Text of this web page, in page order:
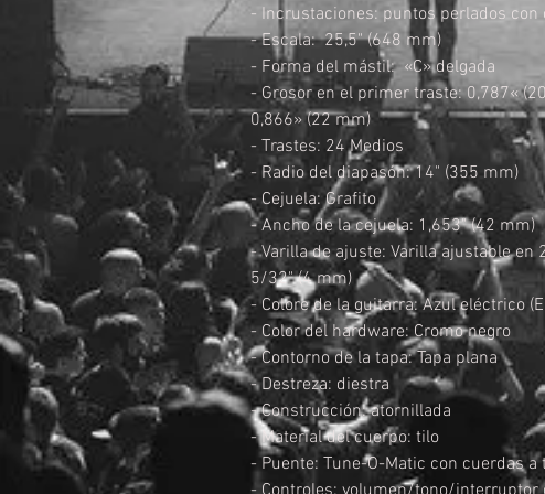
- Incrustaciones: puntos perlados
- Escala: 25,5" (648 mm)
- Forma del mástil: «C» delgada
- Grosor en el primer traste: 0,787«
0,866» (22 mm)
- Trastes: 24 Medios
- Radio del diapasón: 14" (355 mm)
- Cejuela: Grafito
- Ancho de la cejuela: 1,653" (42 mm)
- Varilla de ajuste: Varilla ajustable
5/32" (4 mm)
- Colore de la guitarra: Azul eléctrico
- Color del hardware: Cromo negro
- Contorno de la tapa: Tapa plana
- Destreza: diestra
- Construcción: atornillada
- Material del cuerpo: tilo
- Puente: Tune-O-Matic con cuerdas